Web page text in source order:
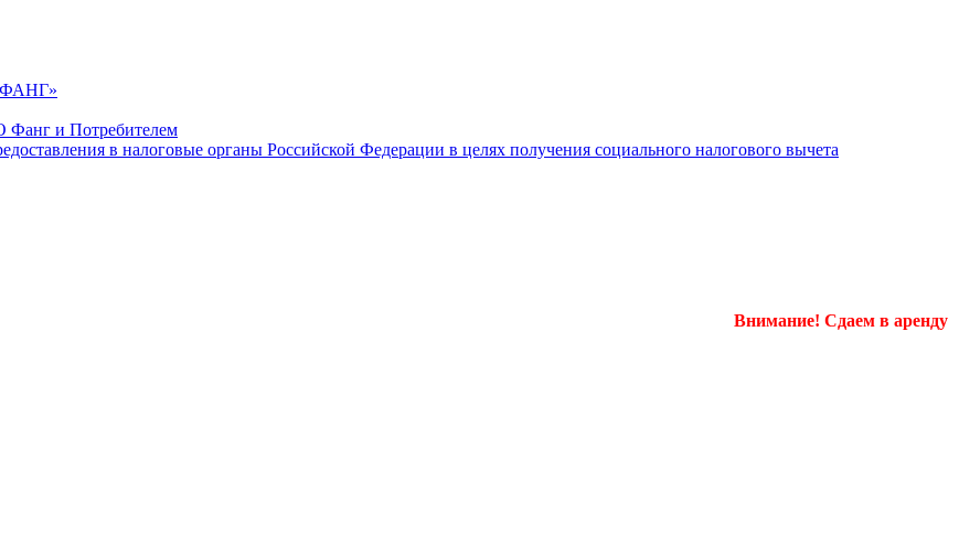
Фанг и Потребителем
в налоговые органы Российской Федерации в целях получения социального налогового вычета
Внимание! Сдаем в аренду